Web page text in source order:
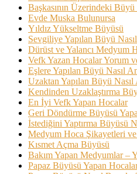
Başkasının Üzerindeki
Evde Muska Bulunursa
Yıldız Yükseltme Büyüsü
Sevgiliye Yapılan Büyü
Dürüst ve Yalancı Medyum
Vefk Yazan Hocalar Yorum
Eşlere Yapılan Büyü Nasıl
Uzaktan Yapılan Büyü Nasıl
Kendinden Uzaklaştırma
En İyi Vefk Yapan Hocalar
Geri Döndürme Büyüsü
İstediğini Yaptırma Büyüsü
Medyum Hoca Şikayetleri
Kısmet Açma Büyüsü
Bakım Yapan Medyumlar –
Papaz Büyüsü Yapan